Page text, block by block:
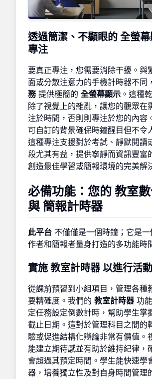
透過簡潔、不顯眼的 全螢
專注
要真正專注，您需要消除干擾。與
面或分散注意力的手機計時器不同
務提供極簡的 全螢幕顯示 。這種
除了視覺上的雜亂，讓您的觀眾在
注於時間，否則則專注於您的內容
可自訂的背景確保時鐘醒目但不令
這種專注支援對於考試、靜默閱讀
段尤其有益，提供寧靜而資訊豐富
創造最佳學習或簡報環境的完美解
必備功能：您的 教室
與 簡報計時器
此平台 不僅僅是一個時鐘；它是
作者和簡報者量身打造的多功能時
實施 教室計時器 以進行活
從課前預習到小組項目，管理各種
要精確度。我們的 教室計時器 功
定任務設定倒數計時，幫助學生掌
截止日期。這對於管理科目之間的
驗或促進結構化辯論非常有價值。
能建立期待感並有助於維持紀律，
會超過其預定時間。學生能快速學
器，培養獨立性及對自身時間管理